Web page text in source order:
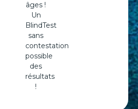
âges !
Un
BlindTest
sans
contestation
possible
des
résultats
!